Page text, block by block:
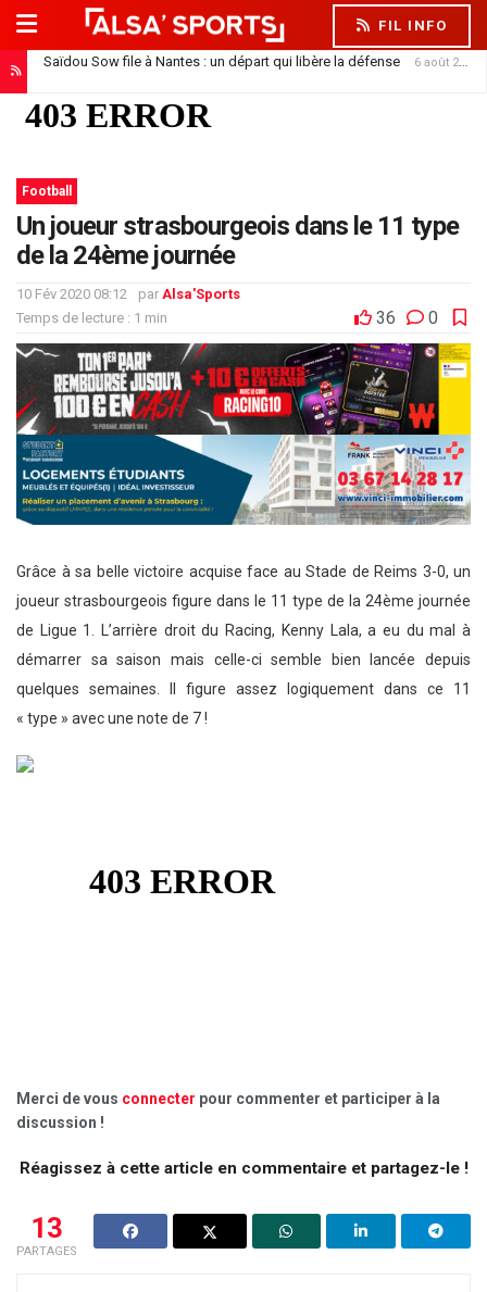
FIL INFO
Saïdou Sow file à Nantes : un départ qui libère la défense 6 août 2026
Football
Un joueur strasbourgeois dans le 11 type
de la 24ème journée
10 Fév 2020 08:12 par Alsa'Sports
Temps de lecture : 1 min
36 0
Grâce à sa belle victoire acquise face au Stade de Reims 3-0, un
joueur strasbourgeois figure dans le 11 type de la 24ème journée
de Ligue 1. L’arrière droit du Racing, Kenny Lala, a eu du mal à
démarrer sa saison mais celle-ci semble bien lancée depuis
quelques semaines. Il figure assez logiquement dans ce 11
« type » avec une note de 7 !
Merci de vous connecter pour commenter et participer à la
discussion !
Réagissez à cette article en commentaire et partagez-le !
13
PARTAGES